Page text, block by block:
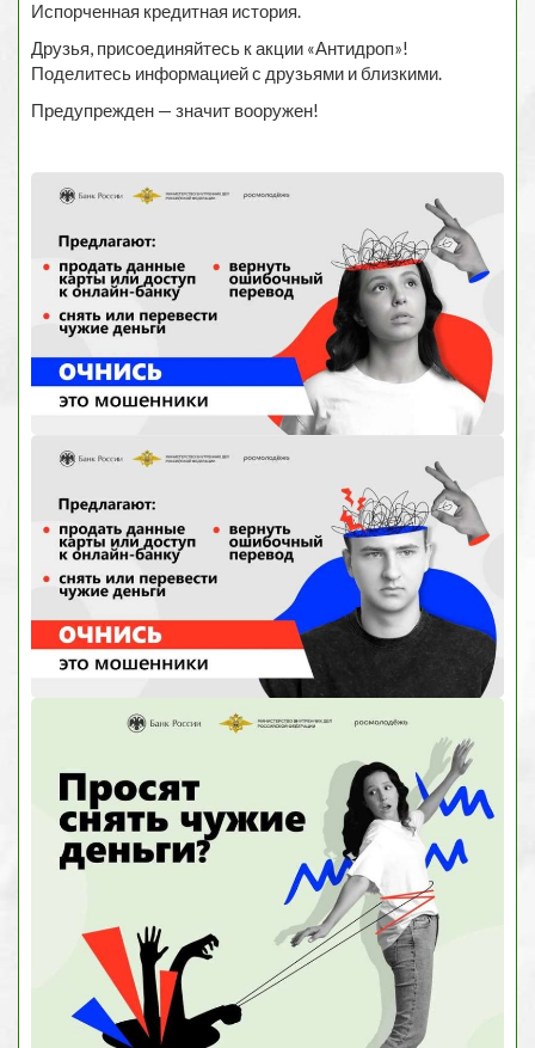
Испорченная кредитная история.
Друзья, присоединяйтесь к акции «Антидроп»!
Поделитесь информацией с друзьями и близкими.
Предупрежден — значит вооружен!